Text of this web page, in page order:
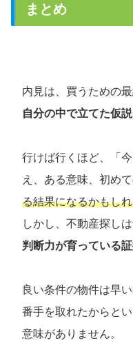
まとめ
内見は、買うための
自分の中で立てた仮
行けば行くほど、「
え、ある意味、初め
る結果になるかもし
しかし、不動産探し
判断力が育っている
良い条件の物件は早
番手を取れたからと
意味がありません。